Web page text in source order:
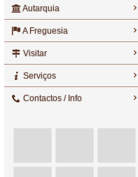
Autarquia
A Freguesia
Visitar
Serviços
Contactos / Info